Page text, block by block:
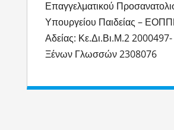
Επαγγελματικού
Υπουργείου Παιδείας –
Αδείας: Κε.Δι.Βι.Μ.2
Ξένων Γλωσσών 2308076